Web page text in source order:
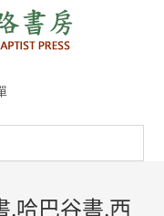
.哈巴谷書.西